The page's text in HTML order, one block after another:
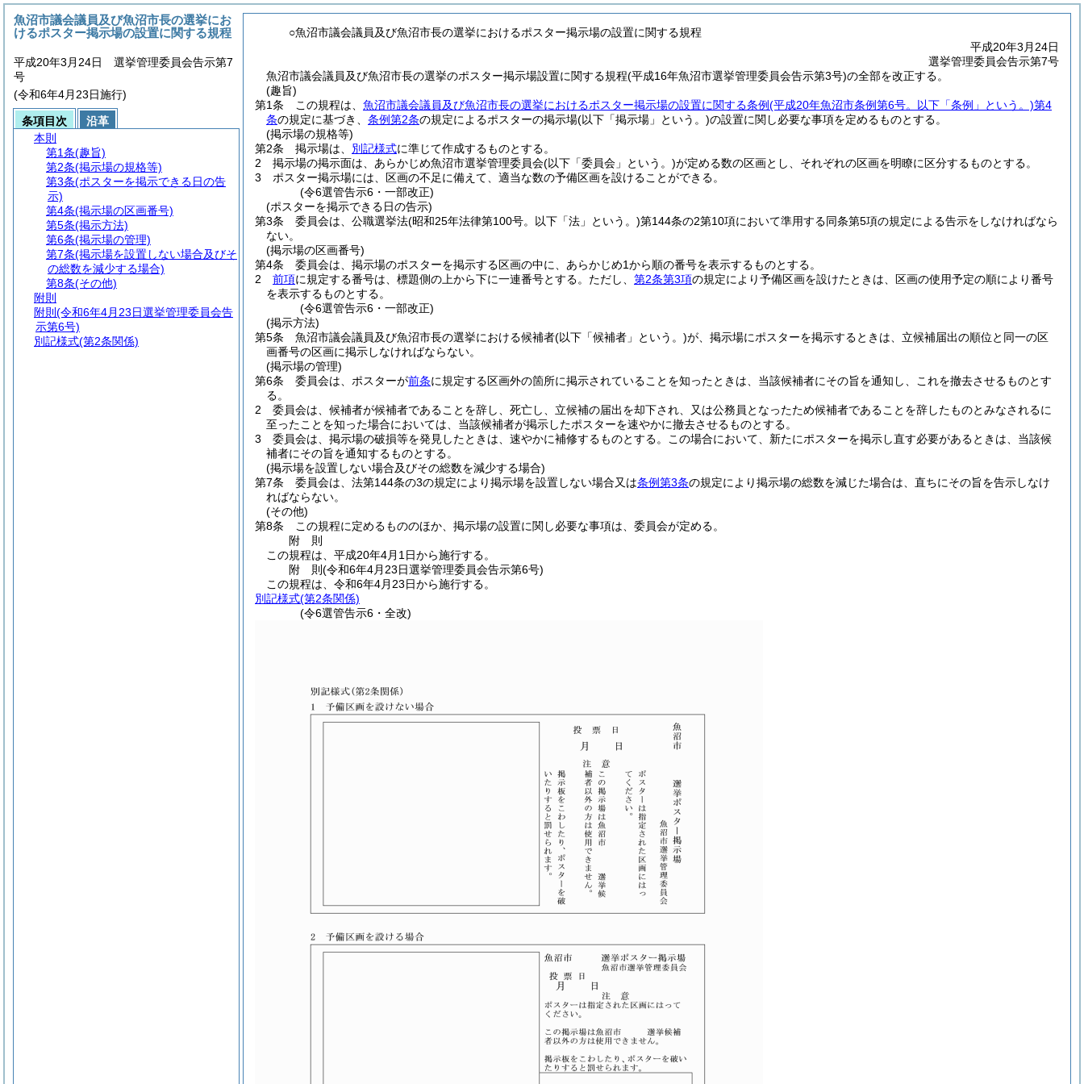
○魚沼市議会議員及び魚沼市長の選挙におけるポスター掲示場の設置に関する規程
平成20年3月24日
選挙管理委員会告示第7号
魚沼市議会議員及び魚沼市長の選挙のポスター掲示場設置に関する規程(平成16年魚沼市選挙管理委員会告示第3号)の全部を改正する。
(趣旨)
第1条
この規程は、 魚沼市議会議員及び魚沼市長の選挙におけるポスター掲示場の設置に関する条例(平成20年魚沼市条例第6号。以下「条例」という。)第4
条の規定に基づき、 条例第2条の規定によるポスターの掲示場(以下「掲示場」という。)の設置に関し必要な事項を定めるものとする。
(掲示場の規格等)
第2条
掲示場は、 別記様式に準じて作成するものとする。
2
掲示場の掲示面は、あらかじめ魚沼市選挙管理委員会(以下「委員会」という。)が定める数の区画とし、それぞれの区画を明瞭に区分するものとする。
3
ポスター掲示場には、区画の不足に備えて、適当な数の予備区画を設けることができる。
(令6選管告示6・一部改正)
(ポスターを掲示できる日の告示)
第3条
委員会は、公職選挙法(昭和25年法律第100号。以下「法」という。)第144条の2第10項において準用する同条第5項の規定による告示をしなければなら
ない。
(掲示場の区画番号)
第4条
委員会は、掲示場のポスターを掲示する区画の中に、あらかじめ1から順の番号を表示するものとする。
2
前項に規定する番号は、標題側の上から下に一連番号とする。 ただし、 第2条第3項の規定により予備区画を設けたときは、区画の使用予定の順により番号
を表示するものとする。
(令6選管告示6・一部改正)
(掲示方法)
第5条
魚沼市議会議員及び魚沼市長の選挙における候補者(以下「候補者」という。)が、掲示場にポスターを掲示するときは、立候補届出の順位と同一の区
画番号の区画に掲示しなければならない。
(掲示場の管理)
第6条
委員会は、ポスターが前条に規定する区画外の箇所に掲示されていることを知ったときは、当該候補者にその旨を通知し、これを撤去させるものとす
る。
2
委員会は、候補者が候補者であることを辞し、死亡し、立候補の届出を却下され、又は公務員となったため候補者であることを辞したものとみなされるに
至ったことを知った場合においては、当該候補者が掲示したポスターを速やかに撤去させるものとする。
3
委員会は、掲示場の破損等を発見したときは、速やかに補修するものとする。
この場合において、新たにポスターを掲示し直す必要があるときは、当該候
補者にその旨を通知するものとする。
(掲示場を設置しない場合及びその総数を減少する場合)
第7条
委員会は、法第144条の3の規定により掲示場を設置しない場合又は条例第3条の規定により掲示場の総数を減じた場合は、直ちにその旨を告示しなけ
ればならない。
(その他)
第8条
この規程に定めるもののほか、掲示場の設置に関し必要な事項は、委員会が定める。
附 則
この規程は、平成20年4月1日から施行する。
附 則(令和6年4月23日選挙管理委員会告示第6号)
この規程は、令和6年4月23日から施行する。
別記様式(第2条関係)
(令6選管告示6・全改)
魚沼市議会議員及び魚沼市長の選挙にお
けるポスター掲示場の設置に関する規程
平成20年3月24日 選挙管理委員会告示第7
号
(令和6年4月23日施行)
条項目次
沿革
本則
第1条(趣旨)
第2条(掲示場の規格等)
第3条(ポスターを掲示できる日の告
示)
第4条(掲示場の区画番号)
第5条(掲示方法)
第6条(掲示場の管理)
第7条(掲示場を設置しない場合及びそ
の総数を減少する場合)
第8条(その他)
附則
附則 (令和6年4月23日選挙管理委員会告
示第6号)
別記様式(第2条関係)